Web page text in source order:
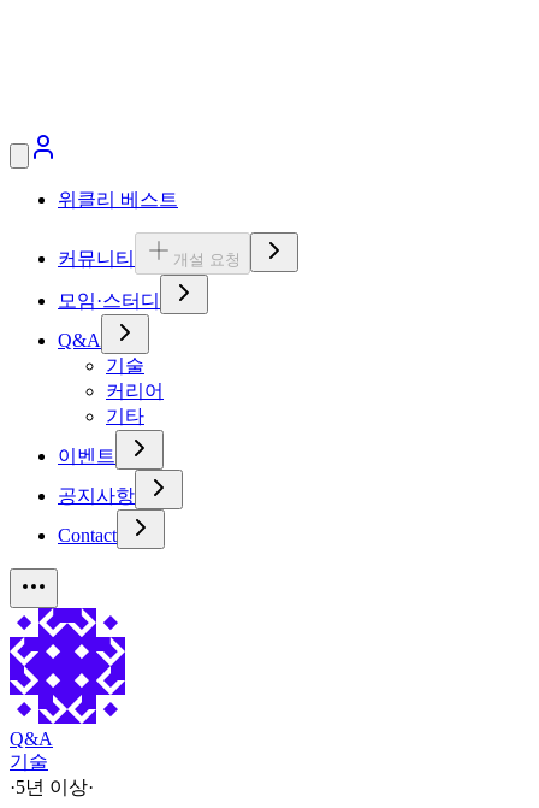
위클리 베스트
커뮤니티 개설 요청
모임·스터디
Q&A
기술
커리어
기타
이벤트
공지사항
Contact
Q&A
기술
·5년 이상·